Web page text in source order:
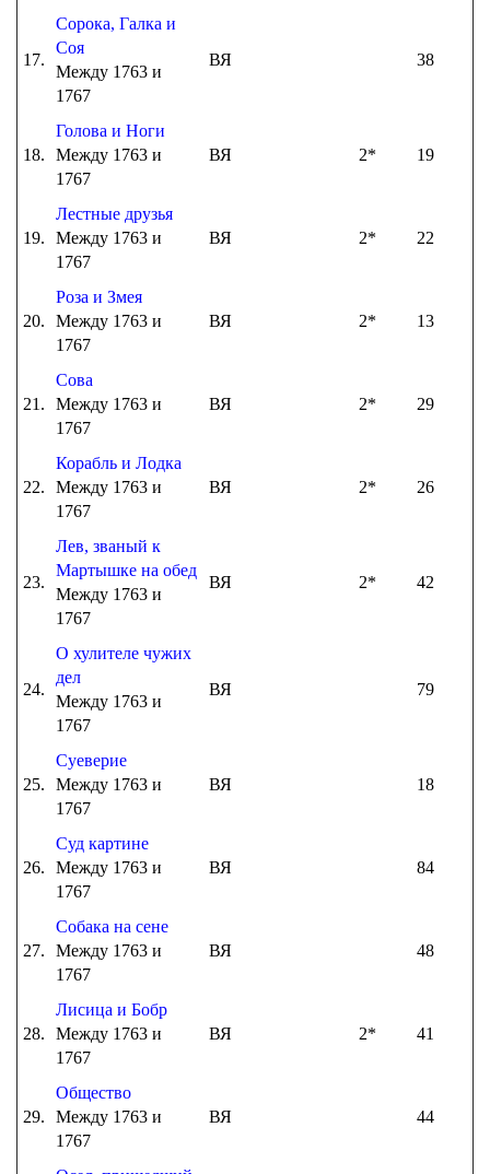
17.
Сорока, Галка и
Соя
Между 1763 и
1767
ВЯ 38
18.
Голова и Ноги
Между 1763 и
1767
ВЯ 2* 19
19.
Лестные друзья
Между 1763 и
1767
ВЯ 2* 22
20.
Роза и Змея
Между 1763 и
1767
ВЯ 2* 13
21.
Сова
Между 1763 и
1767
ВЯ 2* 29
22.
Корабль и Лодка
Между 1763 и
1767
ВЯ 2* 26
23.
Лев, званый к
Мартышке на обед
Между 1763 и
1767
ВЯ 2* 42
24.
О хулителе чужих
дел
Между 1763 и
1767
ВЯ 79
25.
Суеверие
Между 1763 и
1767
ВЯ 18
26.
Суд картине
Между 1763 и
1767
ВЯ 84
27.
Собака на сене
Между 1763 и
1767
ВЯ 48
28.
Лисица и Бобр
Между 1763 и
1767
ВЯ 2* 41
29.
Общество
Между 1763 и
1767
ВЯ 44